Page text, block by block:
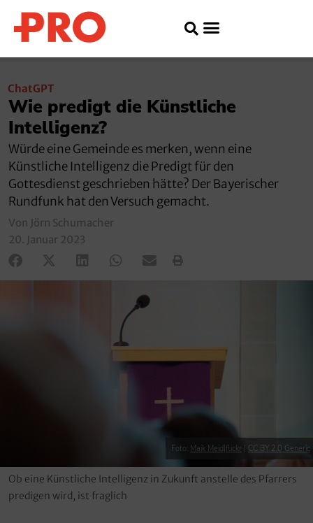
ChatGPT
Wie predigt die Künstliche
Intelligenz?
Würde eine Gemeinde es merken, wenn eine
Künstliche Intelligenz die Predigt für den
Gottesdienst geschrieben hätte? Der Bayerischer
Rundfunk hat den Versuch gemacht.
Von Jörn Schumacher
20. Januar 2023
Foto: Maik Meid|flickr CC BY 2.0 Generic
Ob eine Künstliche Intelligenz in Zukunft anstelle des Pfarrers
predigen wird, ist fraglich